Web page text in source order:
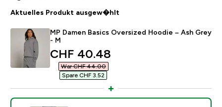
Aktuelles Produkt ausgew�hlt
MP Damen Basics Oversized Hoodie – Ash Grey
- M
discounted price
CHF 40.48‎
War CHF 44.00‎
Spare CHF 3.52‎